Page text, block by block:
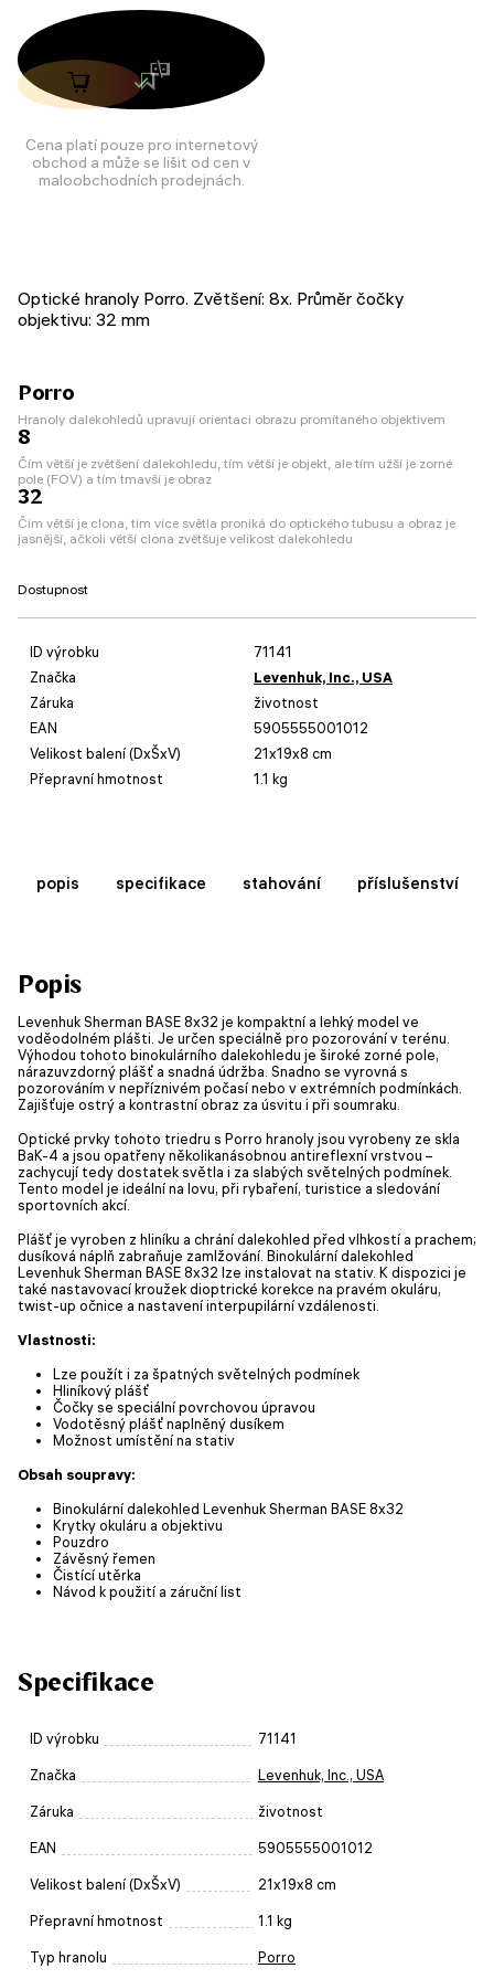
Cena platí pouze pro internetový
obchod a může se lišit od cen v
maloobchodních prodejnách.
Optické hranoly Porro. Zvětšení: 8x. Průměr čočky
objektivu: 32 mm
Porro
Hranoly dalekohledů upravují orientaci obrazu promítaného objektivem
8
Čím větší je zvětšení dalekohledu, tím větší je objekt, ale tím užší je zorné
pole (FOV) a tím tmavší je obraz
32
Čím větší je clona, tím více světla proniká do optického tubusu a obraz je
jasnější, ačkoli větší clona zvětšuje velikost dalekohledu
Dostupnost
ID výrobku
71141
Značka
Levenhuk, Inc., USA
Záruka
životnost
EAN
5905555001012
Velikost balení (DxŠxV)
21x19x8 cm
Přepravní hmotnost
1.1 kg
popis specifikace stahování příslušenství
Popis
Levenhuk Sherman BASE 8x32 je kompaktní a lehký model ve
voděodolném plášti. Je určen speciálně pro pozorování v terénu.
Výhodou tohoto binokulárního dalekohledu je široké zorné pole,
nárazuvzdorný plášť a snadná údržba. Snadno se vyrovná s
pozorováním v nepříznivém počasí nebo v extrémních podmínkách.
Zajišťuje ostrý a kontrastní obraz za úsvitu i při soumraku.
Optické prvky tohoto triedru s Porro hranoly jsou vyrobeny ze skla
BaK-4 a jsou opatřeny několikanásobnou antireflexní vrstvou –
zachycují tedy dostatek světla i za slabých světelných podmínek.
Tento model je ideální na lovu, při rybaření, turistice a sledování
sportovních akcí.
Plášť je vyroben z hliníku a chrání dalekohled před vlhkostí a prachem;
dusíková náplň zabraňuje zamlžování. Binokulární dalekohled
Levenhuk Sherman BASE 8x32 lze instalovat na stativ. K dispozici je
také nastavovací kroužek dioptrické korekce na pravém okuláru,
twist-up očnice a nastavení interpupilární vzdálenosti.
Vlastnosti:
Lze použít i za špatných světelných podmínek
Hliníkový plášť
Čočky se speciální povrchovou úpravou
Vodotěsný plášť naplněný dusíkem
Možnost umístění na stativ
Obsah soupravy:
Binokulární dalekohled Levenhuk Sherman BASE 8x32
Krytky okuláru a objektivu
Pouzdro
Závěsný řemen
Čistící utěrka
Návod k použití a záruční list
Specifikace
ID výrobku 71141
Značka Levenhuk, Inc., USA
Záruka životnost
EAN 5905555001012
Velikost balení (DxŠxV) 21x19x8 cm
Přepravní hmotnost 1.1 kg
Typ hranolu Porro